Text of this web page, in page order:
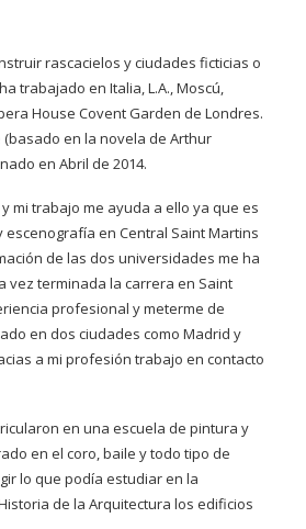
rascacielos y ciudades ficticias o
trabajado en Italia, L.A., Moscú,
House Covent Garden de Londres.
en la novela de Arthur
en Abril de 2014.
mi trabajo me ayuda a ello ya que es
en Central Saint Martins
de las dos universidades me ha
vez terminada la carrera en Saint
profesional y meterme de
en dos ciudades como Madrid y
a mi profesión trabajo en contacto
en una escuela de pintura y
en el coro, baile y todo tipo de
lo que podía estudiar en la
de la Arquitectura los edificios